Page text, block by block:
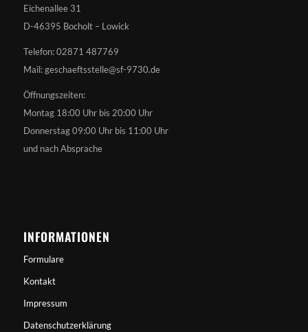
Eichenallee 31
D-46395 Bocholt – Lowick
Telefon: 02871 487769
Mail: geschaeftsstelle@sf-9730.de
Öffnungszeiten:
Montag 18:00 Uhr bis 20:00 Uhr
Donnerstag 09:00 Uhr bis 11:00 Uhr
und nach Absprache
INFORMATIONEN
Formulare
Kontakt
Impressum
Datenschutzerklärung